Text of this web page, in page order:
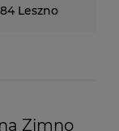
Leszno
Zimno